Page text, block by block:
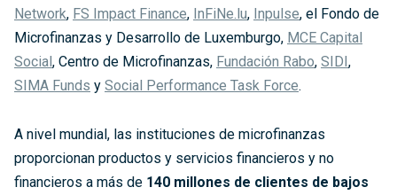
Network, FS Impact Finance, InFiNe.lu, Inpulse, el Fondo de
Microfinanzas y Desarrollo de Luxemburgo, MCE Capital
Social, Centro de Microfinanzas, Fundación Rabo, SIDI,
SIMA Funds y Social Performance Task Force.
A nivel mundial, las instituciones de microfinanzas
proporcionan productos y servicios financieros y no
financieros a más de 140 millones de clientes de bajos